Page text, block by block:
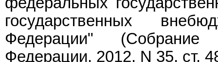
государственных
Федерации" (Собрание
Федерации, 2012, N 35, ст.